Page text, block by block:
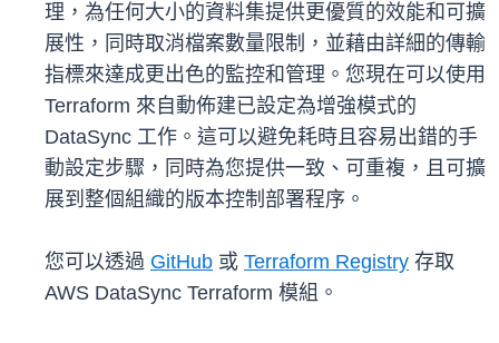
理，為任何大小的資料集提供更優質的效能和可擴
展性，同時取消檔案數量限制，並藉由詳細的傳輸
指標來達成更出色的監控和管理。您現在可以使用
Terraform 來自動佈建已設定為增強模式的
DataSync 工作。這可以避免耗時且容易出錯的手
動設定步驟，同時為您提供一致、可重複，且可擴
展到整個組織的版本控制部署程序。
您可以透過 GitHub 或 Terraform Registry 存取
AWS DataSync Terraform 模組。